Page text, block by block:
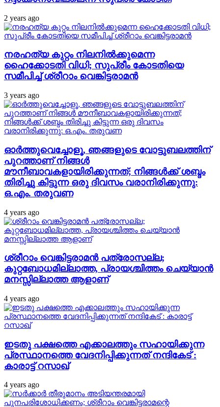
2 years ago
നരഹത്യ കുറ്റം നിലനില്‍ക്കുമെന്ന
ഹൈക്കോടതി വിധി; സുപ്രീം കോടതിയെ
സമീപിച്ച് ശ്രീറാം വെങ്കിട്ടരാമന്‍
3 years ago
ഓര്‍ത്തുവെച്ചോളൂ, ഞങ്ങളുടെ വോട്ടുബലത്തിന്
പുറത്താണ് നിങ്ങള്‍
മൗനീബാവകളായിരിക്കുന്നത്; നിങ്ങള്‍ക്ക് ശബ്ദം
തിരിച്ചു കിട്ടുന്ന ഒരു ദിവസം വരാനിരിക്കുന്നു:
ഒ.എം. തരുവണ
4 years ago
ശ്രീറാം വെങ്കിട്ടരാമന്‍ പത്രോസല്ല;
കുറ്റബോധമില്ലാത്ത, പ്രായശ്ചിത്തം ചെയ്യാന്‍
മനസ്സില്ലാത്ത ആളാണ്
4 years ago
ഇടതു പക്ഷത്തെ എക്കാലത്തും സഹായിക്കുന്ന
പ്രസ്ഥാനത്തെ വേദനിപ്പിക്കുന്നത് നന്ദികേട് :
കാരാട്ട് റസാഖ്
4 years ago